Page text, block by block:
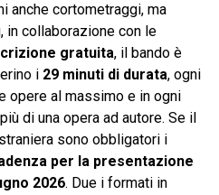
anche cortometraggi, ma
in collaborazione con le
gratuita, il bando è
i 29 minuti di durata, ogni
opere al massimo e in ogni
di una opera ad autore. Se il
sono obbligatori i
per la presentazione
2026. Due i formati in